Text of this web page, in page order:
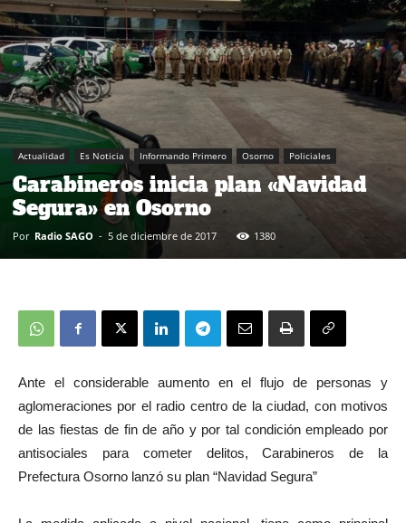
Actualidad Es Noticia Informando Primero Osorno Policiales
Carabineros inicia plan «Navidad
Segura» en Osorno
Por Radio SAGO - 5 de diciembre de 2017 1380
Ante el considerable aumento en el flujo de personas y
aglomeraciones por el radio centro de la ciudad, con motivos
de las fiestas de fin de año y por tal condición empleado por
antisociales para cometer delitos, Carabineros de la
Prefectura Osorno lanzó su plan “Navidad Segura”